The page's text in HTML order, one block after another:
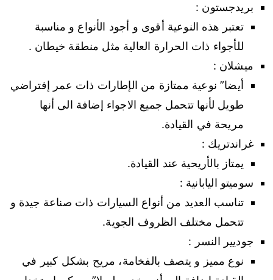
بريدجستون :
تعتبر هذه النوعية أقوى و أجود الأنواع و مناسبة
للأجواء ذات الحرارة العالية مثل منطقة خيطان .
ميشلان :
أيضا” نوعية ممتازة من الإطارات ذات عمر إفتراضي
طويل لأنها تتحمل جميع الاجواء إضافة الى أنها
مريحة في القيادة.
غراندتريك :
يمتاز بالأريحية عند القيادة.
سوميتو اليابانية :
تناسب العديد من أنواع السيارات ذات صناعة جيدة و
تتحمل مختلف الظروف الجوية.
جوديير النسر :
نوع مميز و يتصف بالفخامة، مريح بشكل كبير في